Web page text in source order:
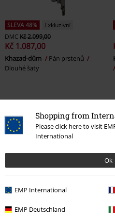
Shopping from
Please click here to visit
International
Ok
EMP International
EMP Deutschland
SLEVA 48%
Exkluzivní
DMC Kč 2.099,00
Kč 1.087,00
Khazad-dûm
Pán prstenů
Dlouhé šaty
% Exkluzivní